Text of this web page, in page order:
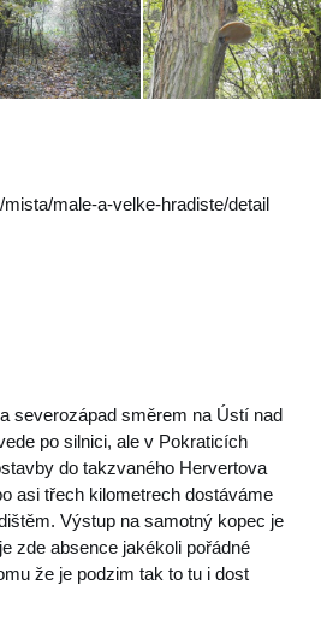
male-a-velke-hradiste/detail
severozápad směrem na Ústí nad
po silnici, ale v Pokraticích
do takzvaného Hervertova
asi třech kilometrech dostáváme
Výstup na samotný kopec je
zde absence jakékoli pořádné
že je podzim tak to tu i dost